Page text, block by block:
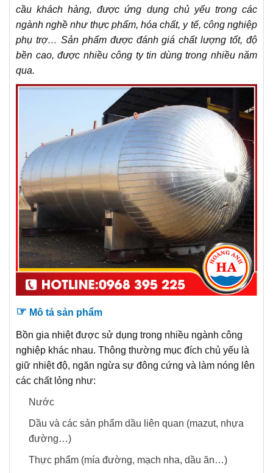
cầu khách hàng, được ứng dụng chủ yếu trong các
ngành nghề như thực phẩm, hóa chất, y tế, công nghiệp
phụ trợ… Sản phẩm được đánh giá chất lượng tốt, độ
bền cao, được nhiều công ty tin dùng trong nhiều năm
qua.
☞ Mô tả sản phẩm
Bồn gia nhiệt được sử dụng trong nhiều ngành công
nghiệp khác nhau. Thông thường mục đích chủ yếu là
giữ nhiệt độ, ngăn ngừa sự đông cứng và làm nóng lên
các chất lỏng như:
Nước
Dầu và các sản phẩm dầu liên quan (mazut, nhựa
đường…)
Thực phẩm (mía đường, mạch nha, dầu ăn…)